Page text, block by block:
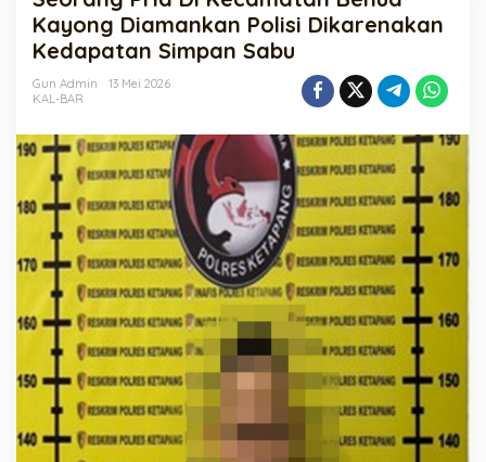
Kecamatan
Benua
Kayong
Kedapatan
Simpan
Sabu
Kayong Diamankan Polisi Dikarenakan
Kedapatan Simpan Sabu
Gun Admin
13 Mei 2026
KAL-BAR